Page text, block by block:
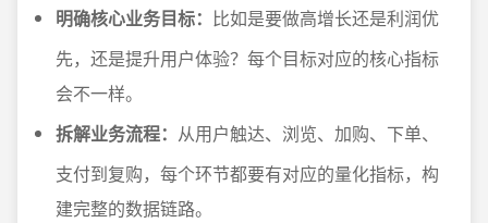
明确核心业务目标： 比如是要做高增长还是利润优
先，还是提升用户体验？每个目标对应的核心指标
会不一样。
拆解业务流程： 从用户触达、浏览、加购、下单、
支付到复购，每个环节都要有对应的量化指标，构
建完整的数据链路。